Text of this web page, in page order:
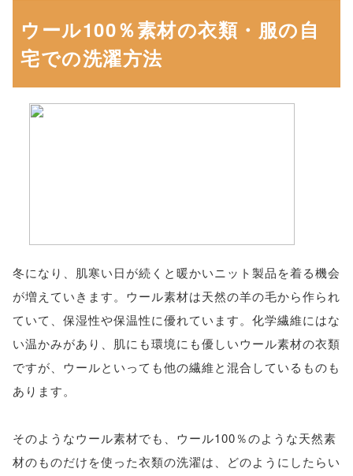
ウール100％素材の衣類・服の自
宅での洗濯方法
冬になり、肌寒い日が続くと暖かいニット製品を着る機会
が増えていきます。ウール素材は天然の羊の毛から作られ
ていて、保湿性や保温性に優れています。化学繊維にはな
い温かみがあり、肌にも環境にも優しいウール素材の衣類
ですが、ウールといっても他の繊維と混合しているものも
あります。
そのようなウール素材でも、ウール100％のような天然素
材のものだけを使った衣類の洗濯は、どのようにしたらい